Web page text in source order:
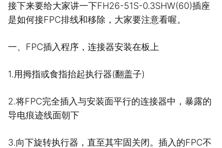
接下来要给大家讲一下FH26-51S-0.3SHW(60)插座
是如何接FPC排线和移除，大家要注意看喔。
一、FPC插入程序，连接器安装在板上
1.用拇指或食指抬起执行器(翻盖子)
2.将FPC完全插入与安装面平行的连接器中，暴露的
导电痕迹线面朝下
3.向下旋转执行器，直至其牢固关闭。插入的FPC不